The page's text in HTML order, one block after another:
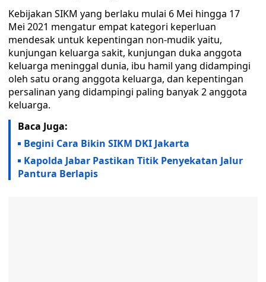
Kebijakan SIKM yang berlaku mulai 6 Mei hingga 17
Mei 2021 mengatur empat kategori keperluan
mendesak untuk kepentingan non-mudik yaitu,
kunjungan keluarga sakit, kunjungan duka anggota
keluarga meninggal dunia, ibu hamil yang didampingi
oleh satu orang anggota keluarga, dan kepentingan
persalinan yang didampingi paling banyak 2 anggota
keluarga.
Baca Juga:
Begini Cara Bikin SIKM DKI Jakarta
Kapolda Jabar Pastikan Titik Penyekatan Jalur
Pantura Berlapis